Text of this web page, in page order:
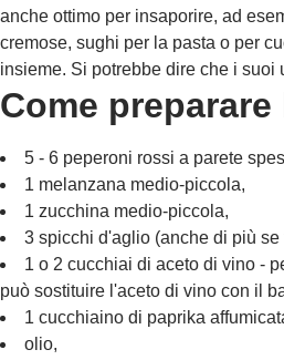
anche ottimo per insaporire, ad
cremose, sughi per la pasta o per
insieme. Si potrebbe dire che i suoi
Come
5 - 6 peperoni rossi a parete
1 melanzana medio-piccola,
1 zucchina medio-piccola,
3 spicchi d'aglio (anche di più se
1 o 2 cucchiai di aceto di vino -
può sostituire l'aceto di vino con il
1 cucchiaino di paprika
olio,